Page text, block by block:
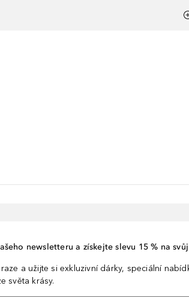
newsletteru a získejte slevu 15 % na
a užijte si exkluzivní dárky, speciální
světa krásy.